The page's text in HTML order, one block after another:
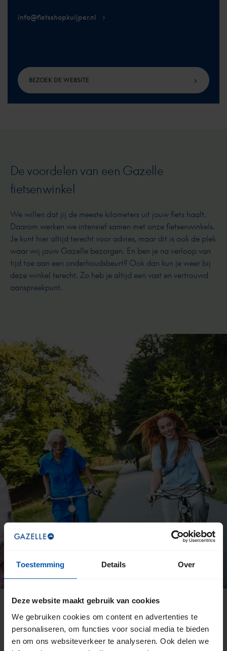
Toestemming Details Over
Deze website maakt gebruik van cookies
We gebruiken cookies om content en advertenties te
personaliseren, om functies voor social media te bieden
en om ons websiteverkeer te analyseren. Ook delen we
info@fietsshopkuijper.nl
BEZOEK DE WEBSITE
De voordelen van een Gazelle
fietsenwinkel
We willen dat jij de meeste kilometers uit jouw fiets haalt.
Daarom werken we intensief samen met onze fietsenwinkels.
Je kunt hier altijd terecht voor advies, maar dit is ook de plek
waar wij jouw Gazelle bezorgen. En ben je na verloop van
tijd toe aan een onderhoudsbeurt? Ook dan kun je weer bij
deze winkel terecht. Zo heb je altijd een vast en vertrouwd
aanspreekpunt.
De voordelen van een Gazelle